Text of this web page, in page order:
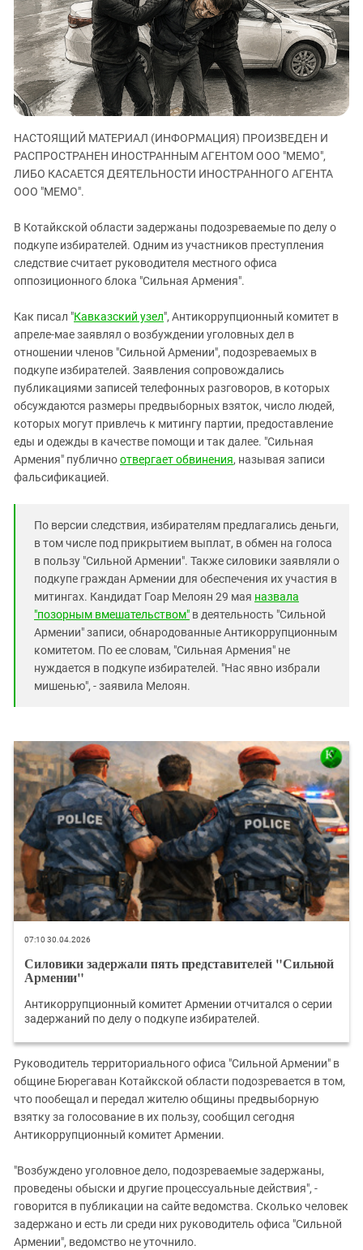
ЗАСТАВЛЯЕТ
КАВКАЗ ЗА ПАЛЕСТИНУ
ИНАКОМЫСЛИЕ В ЧЕЧНЕ
ПРЕСЛЕДОВАНИЕ АКТИВИСТОВ
МОБИЛИЗАЦИЯ И ПРОТЕСТЫ
Дагестан
Ингушетия
Кабардино-Балкария
Калмыкия
Карачаево-Черкесия
Краснодарский край
Российская Федерация
Северная Осетия - Алания
СКФО
Ставропольский край
Чечня
Южная Осетия
Южный Кавказ
ЮФО
НАСТОЯЩИЙ МАТЕРИАЛ (ИНФОРМАЦИЯ) ПРОИЗВЕДЕН И
РАСПРОСТРАНЕН ИНОСТРАННЫМ АГЕНТОМ ООО "МЕМО",
ЛИБО КАСАЕТСЯ ДЕЯТЕЛЬНОСТИ ИНОСТРАННОГО АГЕНТА
ООО "МЕМО".
В Котайкской области задержаны подозреваемые по делу о
подкупе избирателей. Одним из участников преступления
следствие считает руководителя местного офиса
оппозиционного блока "Сильная Армения".
Как писал "Кавказский узел", Антикоррупционный комитет в
апреле-мае заявлял о возбуждении уголовных дел в
отношении членов "Сильной Армении", подозреваемых в
подкупе избирателей. Заявления сопровождались
публикациями записей телефонных разговоров, в которых
обсуждаются размеры предвыборных взяток, число людей,
которых могут привлечь к митингу партии, предоставление
еды и одежды в качестве помощи и так далее. "Сильная
Армения" публичноотвергает обвинения, называя записи
фальсификацией.
По версии следствия, избирателям предлагались деньги,
в том числе под прикрытием выплат, в обмен на голоса
в пользу "Сильной Армении". Также силовики заявляли о
подкупе граждан Армении для обеспечения их участия в
митингах. Кандидат Гоар Мелоян 29 мая назвала
"позорным вмешательством" в деятельность "Сильной
Армении" записи, обнародованные Антикоррупционным
комитетом. По ее словам, "Сильная Армения" не
нуждается в подкупе избирателей. "Нас явно избрали
мишенью", - заявила Мелоян.
07:10 30.04.2026
Силовики задержали пять представителей "Сильной
Армении"
Антикоррупционный комитет Армении отчитался о серии
задержаний по делу о подкупе избирателей.
Руководитель территориального офиса "Сильной Армении" в
общине Бюрегаван Котайкской области подозревается в том,
что пообещал и передал жителю общины предвыборную
взятку за голосование в их пользу, сообщил сегодня
Антикоррупционный комитет Армении.
"Возбуждено уголовное дело, подозреваемые задержаны,
проведены обыски и другие процессуальные действия", -
говорится в публикации на сайте ведомства. Сколько человек
задержано и есть ли среди них руководитель офиса "Сильной
Армении", ведомство не уточнило.